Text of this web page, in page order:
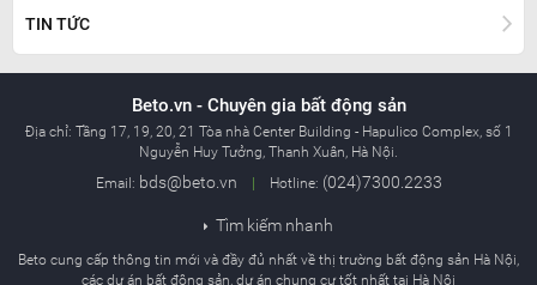
TIN TỨC
Beto.vn - Chuyên gia bất động sản
Địa chỉ: Tầng 17, 19, 20, 21 Tòa nhà Center Building - Hapulico Complex, số 1
Nguyễn Huy Tưởng, Thanh Xuân, Hà Nội.
Email: bds@beto.vn | Hotline: (024)7300.2233
 Tìm kiếm nhanh
Beto cung cấp thông tin mới và đầy đủ nhất về thị trường bất động sản Hà Nội,
các dự án bất động sản, dự án chung cư tốt nhất tại Hà Nội